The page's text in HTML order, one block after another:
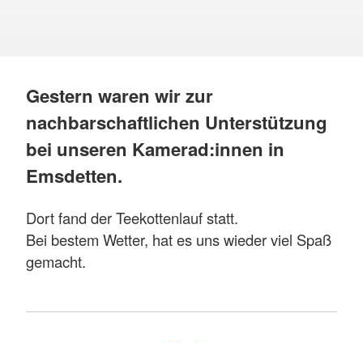
Gestern waren wir zur
nachbarschaftlichen Unterstützung
bei unseren Kamerad:innen in
Emsdetten.
Dort fand der Teekottenlauf statt.
Bei bestem Wetter, hat es uns wieder viel Spaß
gemacht.